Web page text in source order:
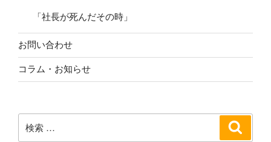
「社長が死んだその時」
お問い合わせ
コラム・お知らせ
索: